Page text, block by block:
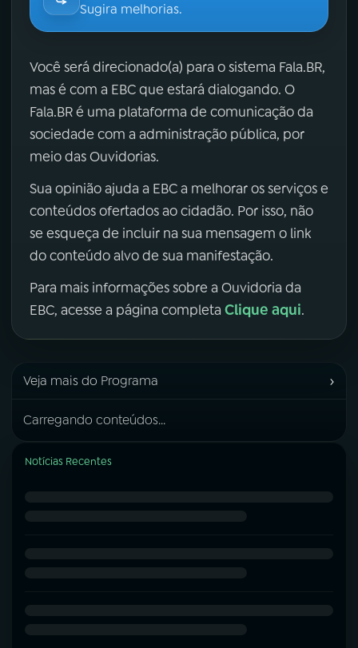
Sugira melhorias.
Você será direcionado(a) para o sistema Fala.BR,
mas é com a EBC que estará dialogando. O
Fala.BR é uma plataforma de comunicação da
sociedade com a administração pública, por
meio das Ouvidorias.
Sua opinião ajuda a EBC a melhorar os serviços e
conteúdos ofertados ao cidadão. Por isso, não
se esqueça de incluir na sua mensagem o link
do conteúdo alvo de sua manifestação.
Para mais informações sobre a Ouvidoria da
EBC, acesse a página completa Clique aqui.
Veja mais do Programa ›
Carregando conteúdos...
Notícias Recentes